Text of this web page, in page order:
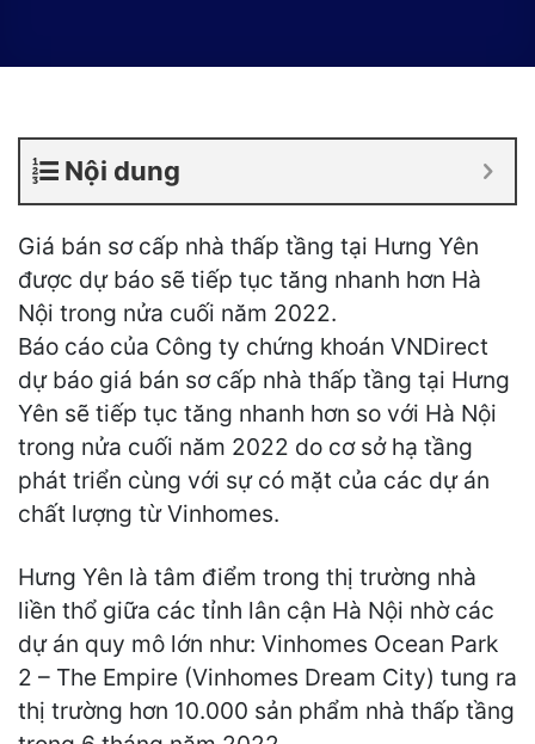
Nội dung
Giá bán sơ cấp nhà thấp tầng tại Hưng Yên
được dự báo sẽ tiếp tục tăng nhanh hơn Hà
Nội trong nửa cuối năm 2022.
Báo cáo của Công ty chứng khoán VNDirect
dự báo giá bán sơ cấp nhà thấp tầng tại Hưng
Yên sẽ tiếp tục tăng nhanh hơn so với Hà Nội
trong nửa cuối năm 2022 do cơ sở hạ tầng
phát triển cùng với sự có mặt của các dự án
chất lượng từ Vinhomes.
Hưng Yên là tâm điểm trong thị trường nhà
liền thổ giữa các tỉnh lân cận Hà Nội nhờ các
dự án quy mô lớn như: Vinhomes Ocean Park
2 – The Empire (Vinhomes Dream City) tung ra
thị trường hơn 10.000 sản phẩm nhà thấp tầng